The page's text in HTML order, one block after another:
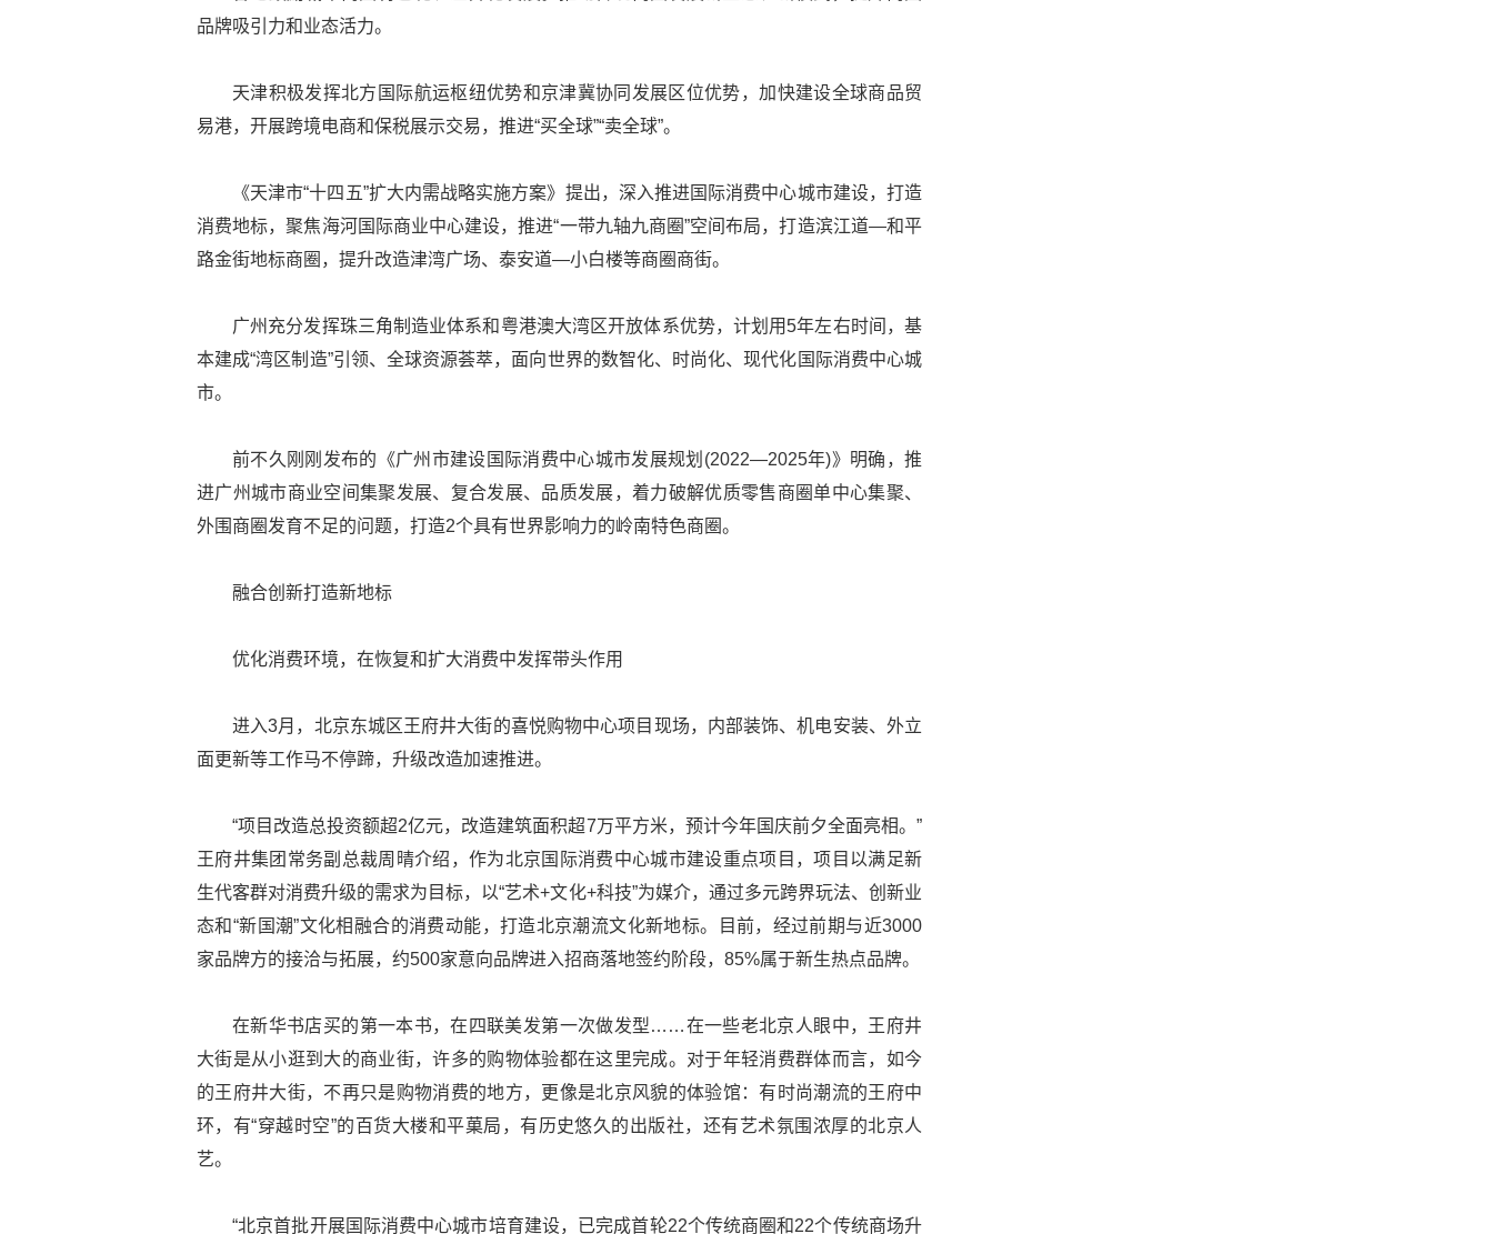
品牌吸引力和业态活力。
天津积极发挥北方国际航运枢纽优势和京津冀协同发展区位优势，加快建设全球商品贸
易港，开展跨境电商和保税展示交易，推进“买全球”“卖全球”。
《天津市“十四五”扩大内需战略实施方案》提出，深入推进国际消费中心城市建设，打造
消费地标，聚焦海河国际商业中心建设，推进“一带九轴九商圈”空间布局，打造滨江道—和平
路金街地标商圈，提升改造津湾广场、泰安道—小白楼等商圈商街。
广州充分发挥珠三角制造业体系和粤港澳大湾区开放体系优势，计划用5年左右时间，基
本建成“湾区制造”引领、全球资源荟萃，面向世界的数智化、时尚化、现代化国际消费中心城
市。
前不久刚刚发布的《广州市建设国际消费中心城市发展规划(2022—2025年)》明确，推
进广州城市商业空间集聚发展、复合发展、品质发展，着力破解优质零售商圈单中心集聚、
外围商圈发育不足的问题，打造2个具有世界影响力的岭南特色商圈。
融合创新打造新地标
优化消费环境，在恢复和扩大消费中发挥带头作用
进入3月，北京东城区王府井大街的喜悦购物中心项目现场，内部装饰、机电安装、外立
面更新等工作马不停蹄，升级改造加速推进。
“项目改造总投资额超2亿元，改造建筑面积超7万平方米，预计今年国庆前夕全面亮相。”
王府井集团常务副总裁周晴介绍，作为北京国际消费中心城市建设重点项目，项目以满足新
生代客群对消费升级的需求为目标，以“艺术+文化+科技”为媒介，通过多元跨界玩法、创新业
态和“新国潮”文化相融合的消费动能，打造北京潮流文化新地标。目前，经过前期与近3000
家品牌方的接洽与拓展，约500家意向品牌进入招商落地签约阶段，85%属于新生热点品牌。
在新华书店买的第一本书，在四联美发第一次做发型……在一些老北京人眼中，王府井
大街是从小逛到大的商业街，许多的购物体验都在这里完成。对于年轻消费群体而言，如今
的王府井大街，不再只是购物消费的地方，更像是北京风貌的体验馆：有时尚潮流的王府中
环，有“穿越时空”的百货大楼和平菓局，有历史悠久的出版社，还有艺术氛围浓厚的北京人
艺。
“北京首批开展国际消费中心城市培育建设，已完成首轮22个传统商圈和22个传统商场升